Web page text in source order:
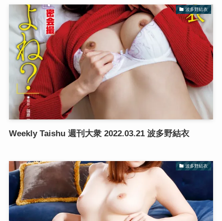
波多野結衣
Weekly Taishu 週刊大衆 2022.03.21 波多野結衣
波多野結衣